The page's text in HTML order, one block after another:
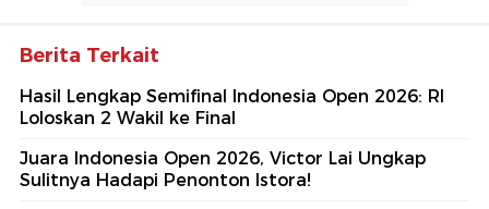
Berita Terkait
Hasil Lengkap Semifinal Indonesia Open 2026: RI
Loloskan 2 Wakil ke Final
Juara Indonesia Open 2026, Victor Lai Ungkap
Sulitnya Hadapi Penonton Istora!